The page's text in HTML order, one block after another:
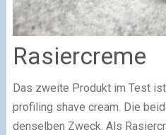
Rasiercreme
Das zweite Produkt im Test
profiling shave cream. Die
denselben Zweck. Als